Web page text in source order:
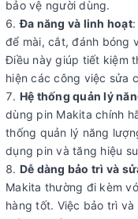
bảo vệ người dùng.
Đa năng và linh hoạt:
để mài, cắt, đánh bóng
Điều này giúp tiết kiệm
hiện các công việc sửa
Hệ thống quản lý
dùng pin Makita chính
thống quản lý năng
dụng pin và tăng hiệu
Dễ dàng bảo trì và
Makita thường đi kèm
hàng tốt. Việc bảo trì